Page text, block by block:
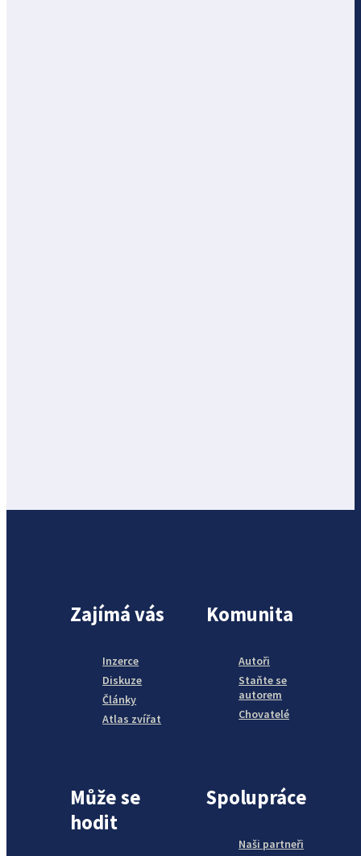
Zajímá vás
Inzerce
Diskuze
Články
Atlas zvířat
Komunita
Autoři
Staňte se
autorem
Chovatelé
Může se
hodit
Spolupráce
Naši partneři